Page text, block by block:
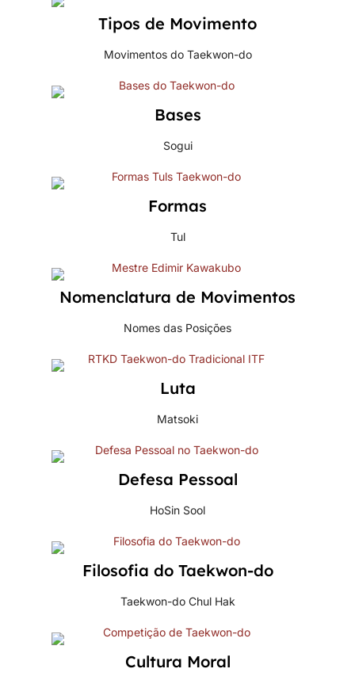
Tipos de Movimento
Movimentos do Taekwon-do
Bases
Sogui
Formas
Tul
Nomenclatura de Movimentos
Nomes das Posições
Luta
Matsoki
Defesa Pessoal
HoSin Sool
Filosofia do Taekwon-do
Taekwon-do Chul Hak
Cultura Moral